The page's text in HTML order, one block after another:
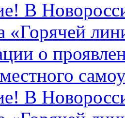
В
«Горячей
о
В